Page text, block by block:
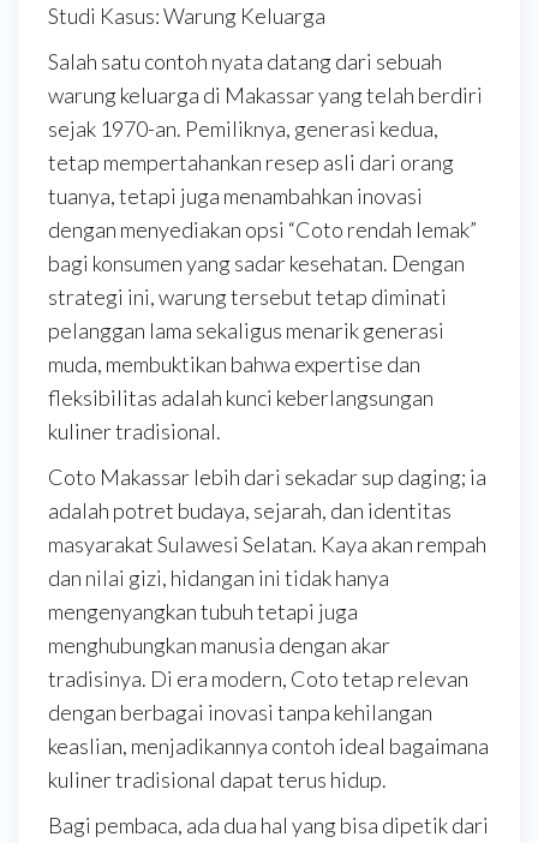
Studi Kasus: Warung Keluarga
Salah satu contoh nyata datang dari sebuah
warung keluarga di Makassar yang telah berdiri
sejak 1970-an. Pemiliknya, generasi kedua,
tetap mempertahankan resep asli dari orang
tuanya, tetapi juga menambahkan inovasi
dengan menyediakan opsi “Coto rendah lemak”
bagi konsumen yang sadar kesehatan. Dengan
strategi ini, warung tersebut tetap diminati
pelanggan lama sekaligus menarik generasi
muda, membuktikan bahwa expertise dan
fleksibilitas adalah kunci keberlangsungan
kuliner tradisional.
Coto Makassar lebih dari sekadar sup daging; ia
adalah potret budaya, sejarah, dan identitas
masyarakat Sulawesi Selatan. Kaya akan rempah
dan nilai gizi, hidangan ini tidak hanya
mengenyangkan tubuh tetapi juga
menghubungkan manusia dengan akar
tradisinya. Di era modern, Coto tetap relevan
dengan berbagai inovasi tanpa kehilangan
keaslian, menjadikannya contoh ideal bagaimana
kuliner tradisional dapat terus hidup.
Bagi pembaca, ada dua hal yang bisa dipetik dari